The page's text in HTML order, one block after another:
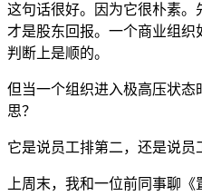
这句话很好。因为它很朴素
才是股东回报。一个商业组
判断上是顺的。
但当一个组织进入极高压状态
思？
它是说员工排第二，还是说员
上周末，我和一位前同事聊